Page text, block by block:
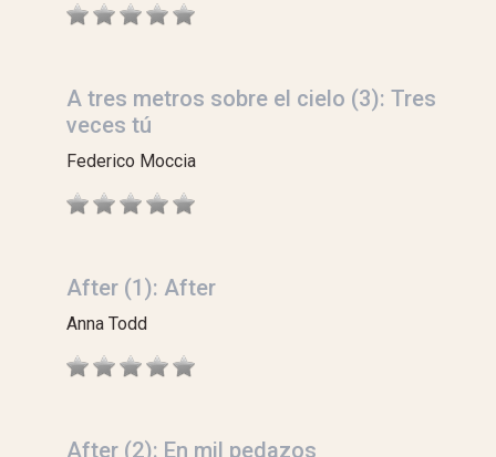
A tres metros sobre el cielo (3): Tres
veces tú
Federico Moccia
After (1): After
Anna Todd
After (2): En mil pedazos